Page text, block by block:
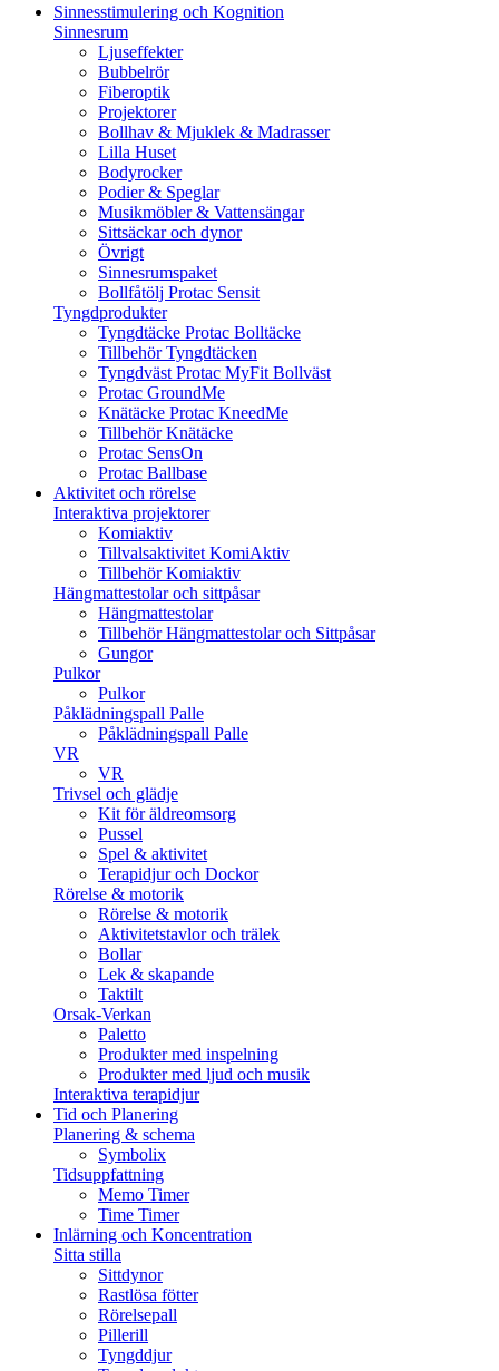
Sinnesstimulering och Kognition
Sinnesrum
Ljuseffekter
Bubbelrör
Fiberoptik
Projektorer
Bollhav & Mjuklek & Madrasser
Lilla Huset
Bodyrocker
Podier & Speglar
Musikmöbler & Vattensängar
Sittsäckar och dynor
Övrigt
Sinnesrumspaket
Bollfåtölj Protac Sensit
Tyngdprodukter
Tyngdtäcke Protac Bolltäcke
Tillbehör Tyngdtäcken
Tyngdväst Protac MyFit Bollväst
Protac GroundMe
Knätäcke Protac KneedMe
Tillbehör Knätäcke
Protac SensOn
Protac Ballbase
Aktivitet och rörelse
Interaktiva projektorer
Komiaktiv
Tillvalsaktivitet KomiAktiv
Tillbehör Komiaktiv
Hängmattestolar och sittpåsar
Hängmattestolar
Tillbehör Hängmattestolar och Sittpåsar
Gungor
Pulkor
Pulkor
Påklädningspall Palle
Påklädningspall Palle
VR
VR
Trivsel och glädje
Kit för äldreomsorg
Pussel
Spel & aktivitet
Terapidjur och Dockor
Rörelse & motorik
Rörelse & motorik
Aktivitetstavlor och trälek
Bollar
Lek & skapande
Taktilt
Orsak-Verkan
Paletto
Produkter med inspelning
Produkter med ljud och musik
Interaktiva terapidjur
Tid och Planering
Planering & schema
Symbolix
Tidsuppfattning
Memo Timer
Time Timer
Inlärning och Koncentration
Sitta stilla
Sittdynor
Rastlösa fötter
Rörelsepall
Pillerill
Tyngddjur